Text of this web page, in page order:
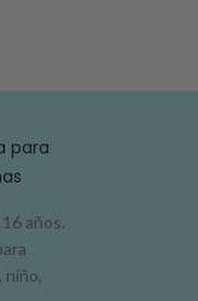
para
años.
niño,